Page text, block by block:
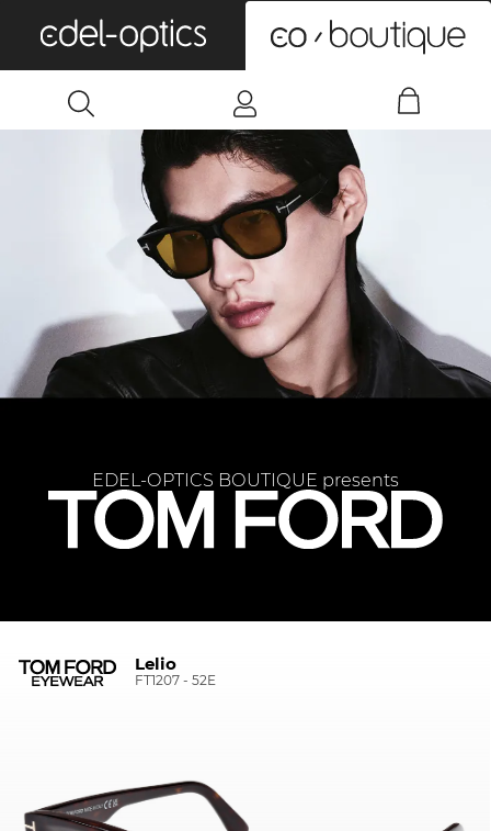
EDEL-OPTICS BOUTIQUE presents
Lelio
FT1207 - 52E